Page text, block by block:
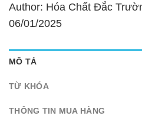
Author: Hóa Chất Đắc
06/01/2025
MÔ TẢ
TỪ KHÓA
THÔNG TIN MUA HÀNG